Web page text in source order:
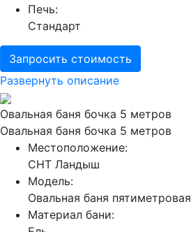
Печь:
Стандарт
Запросить стоимость
Развернуть описание
Овальная баня бочка 5 метров
Овальная баня бочка 5 метров
Местоположение:
СНТ Ландыш
Модель:
Овальная баня пятиметровая
Материал бани: